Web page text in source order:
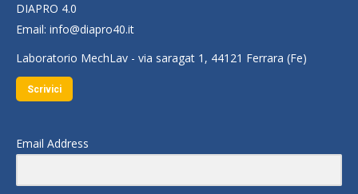
DIAPRO 4.0
Email: info@diapro40.it
Laboratorio MechLav - via saragat 1, 44121 Ferrara (Fe)
Scrivici
Email Address